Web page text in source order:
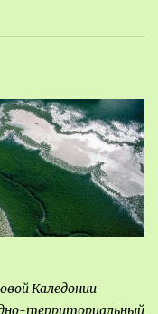
Каледонии
территориальный